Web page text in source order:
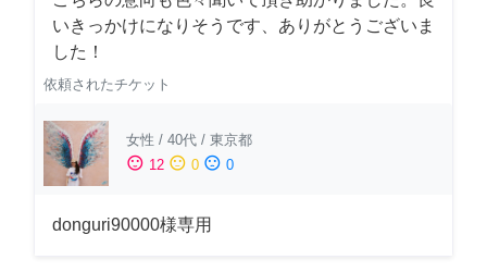
いきっかけになりそうです、ありがとうございま
した！
依頼されたチケット
女性 / 40代 / 東京都
sentiment_satisfied 12 sentiment_neutral 0 sentiment_dissatisfied 0
donguri90000様専用